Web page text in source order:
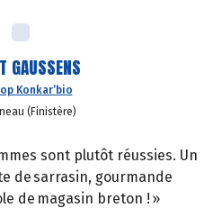
GAUSSENS
Konkar’bio
(Finistère)
sont plutôt réussies. Un
de sarrasin, gourmande
de magasin breton ! »